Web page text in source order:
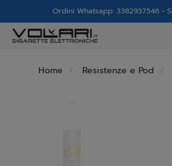
Ordini Whatsapp: 3382937546 -
Home Resistenze e Pod